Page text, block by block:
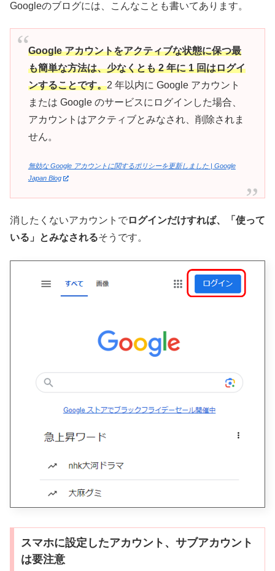
Googleのブログには、こんなことも書いてあります。
Google アカウントをアクティブな状態に保つ最
も簡単な方法は、少なくとも 2 年に 1 回はログイ
ンすることです。2 年以内に Google アカウント
または Google のサービスにログインした場合、
アカウントはアクティブとみなされ、削除されま
せん。
無効な Google アカウントに関するポリシーを更新しました | Google
Japan Blog
消したくないアカウントでログインだけすれば、「使って
いる」とみなされるそうです。
スマホに設定したアカウント、サブアカウント
は要注意